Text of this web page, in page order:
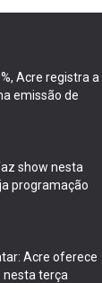
Acre registra a
emissão de
show nesta
programação
Acre oferece
nesta terça